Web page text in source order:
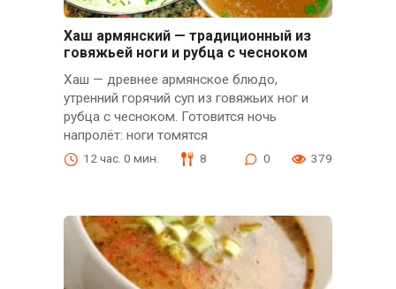
Хаш армянский — традиционный из
говяжьей ноги и рубца с чесноком
Хаш — древнее армянское блюдо,
утренний горячий суп из говяжьих ног и
рубца с чесноком. Готовится ночь
напролёт: ноги томятся
12 час. 0 мин. 8 0 379